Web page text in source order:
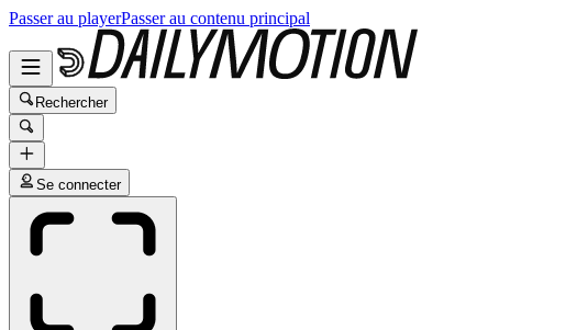
Passer au playerPasser au contenu principal
Rechercher
Se connecter